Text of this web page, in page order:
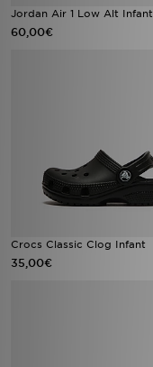
Jordan Air 1 Low Alt Infant
60,00€
Crocs Classic Clog Infant
35,00€